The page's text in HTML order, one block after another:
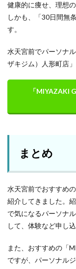
健康的に痩せ、理想
しかも、「30日間無
す。
水天宮前でパーソナ
ザキジム）人形町店
「MIYAZAKI
まとめ
水天宮前でおすすめ
紹介してきました。
で気になるパーソナ
して、体験など申し
また、おすすめの「
ですが、パーソナル